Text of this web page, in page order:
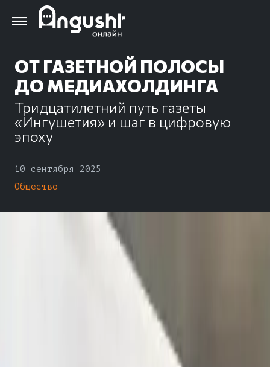
Перейти
ОТ ГАЗЕТНОЙ ПОЛОСЫ
ДО МЕДИАХОЛДИНГА
Тридцатилетний путь газеты
«Ингушетия» и шаг в цифровую
эпоху
10 сентября 2025
Общество